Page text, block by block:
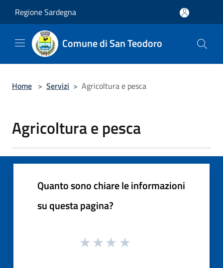
Regione Sardegna
Comune di San Teodoro
Home > Servizi > Agricoltura e pesca
Agricoltura e pesca
Quanto sono chiare le informazioni
su questa pagina?